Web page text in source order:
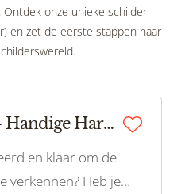
onze unieke schilder
en zet de eerste stappen naar
Schildersassistent - Handige Harry/Harriët gezocht!
en klaar om de
verkennen? Heb je